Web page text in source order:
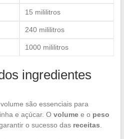
15 mililitros
240 mililitros
1000 mililitros
ingredientes
são essenciais para
e açúcar. O volumee o peso
o sucesso das receitas